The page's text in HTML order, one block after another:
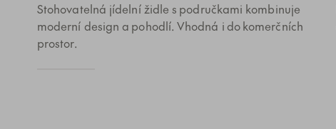
Stohovatelná jídelní židle s područkami kombinuje
moderní design a pohodlí. Vhodná i do komerčních
prostor.